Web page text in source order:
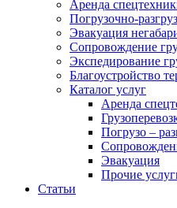
Аренда
Погрузочно-
Эвакуация
Сопровождение
Экспедирование
Благоустройство
Каталог услуг
Аренда
Погрузо –
Эвакуация
Прочие
Статьи